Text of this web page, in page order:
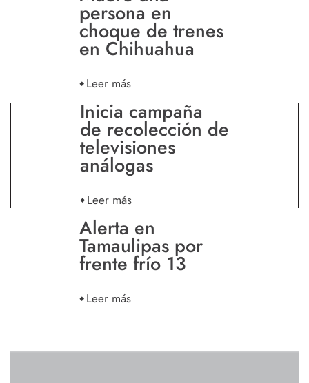
persona en
choque de trenes
en Chihuahua
Leer más
Inicia campaña
de recolección de
televisiones
análogas
Leer más
Alerta en
Tamaulipas por
frente frío 13
Leer más